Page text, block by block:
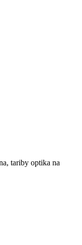
tariby optika na